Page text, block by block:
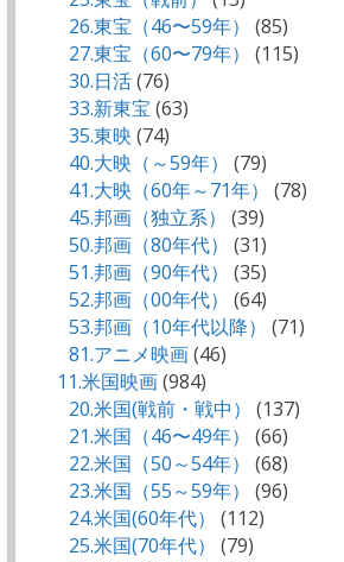
26.東宝（46〜59年）
(85)
27.東宝（60〜79年）
(115)
30.日活(76)
33.新東宝 (63)
35.東映 (74)
40.大映（～59年）
(79)
41.大映（60年～71年）
(78)
45.邦画（独立系）
(39)
50.邦画（80年代）
(31)
51.邦画（90年代）
(35)
52.邦画（00年代）
(64)
53.邦画（10年代以降）
(71)
81.アニメ映画(46)
11.米国映画(984)
20.米国(戦前・戦中）
(137)
21.米国（46〜49年）
(66)
22.米国（50～54年）
(68)
23.米国（55～59年）
(96)
24.米国(60年代）
(112)
25.米国(70年代）
(79)